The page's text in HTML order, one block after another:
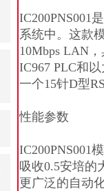
IC200PNS001
系统中。这款
10Mbps LAN
IC967 PLC和
一个15针D型
性能参数
IC200PNS001
吸收0.5安培的
更广泛的自动